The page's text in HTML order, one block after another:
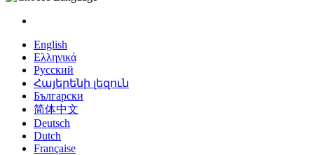
English
Ελληνικά
Русский
Հայերենի լեզուն
Български
简体中文
Deutsch
Dutch
Française